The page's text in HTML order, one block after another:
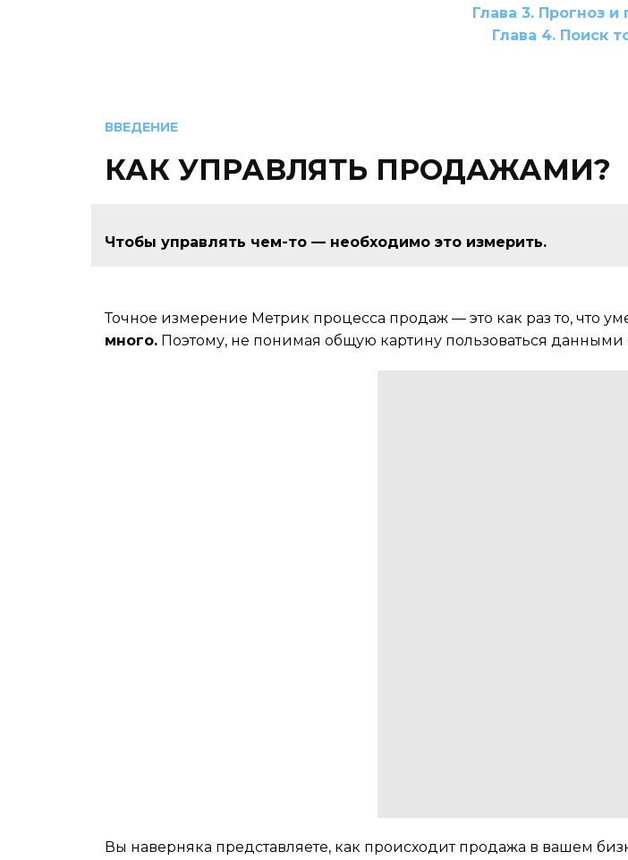
Глава 3. Прогноз
Глава 4. Поиск
ВВЕДЕНИЕ
КАК УПРАВЛЯТЬ ПРОДАЖАМИ?
Чтобы управлять чем-то — необходимо это измерить.
Точное измерение Метрик процесса продаж — это как раз то, что
много. Поэтому, не понимая общую картину пользоваться данными
Вы наверняка представляете, как происходит продажа в вашем